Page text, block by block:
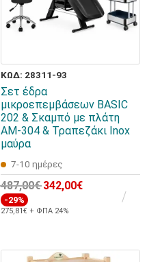
ΚΩΔ: 28311-93
Σετ έδρα
μικροεπεμβάσεων BASIC
202 & Σκαμπό με πλάτη
AM-304 & Τραπεζάκι Inox
μαύρα
7-10 ημέρες
487,00€ 342,00€
-29%
275,81€ + ΦΠΑ 24%